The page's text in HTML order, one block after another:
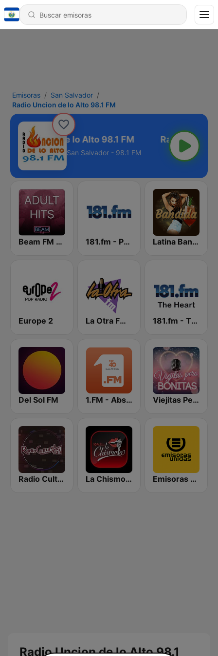
Emisoras
San Salvador
Radio Uncion de lo Alto 98.1 FM
Uncion de lo Alto 98.1 FM
San Salvador - 98.1 FM
Beam FM - Adult Hits 181.fm - Power 181 (Top 40) Latina Bandida!
Europe 2 La Otra FM - Quito 181.fm - The Heart (Love Songs)
Del Sol FM 1.FM - Absolute Top 40 Viejitas Pero Bonitas
Radio Cultural TGN La Chismosa 104.1 Emisoras Unidas
Radio Uncion de lo Alto 98.1